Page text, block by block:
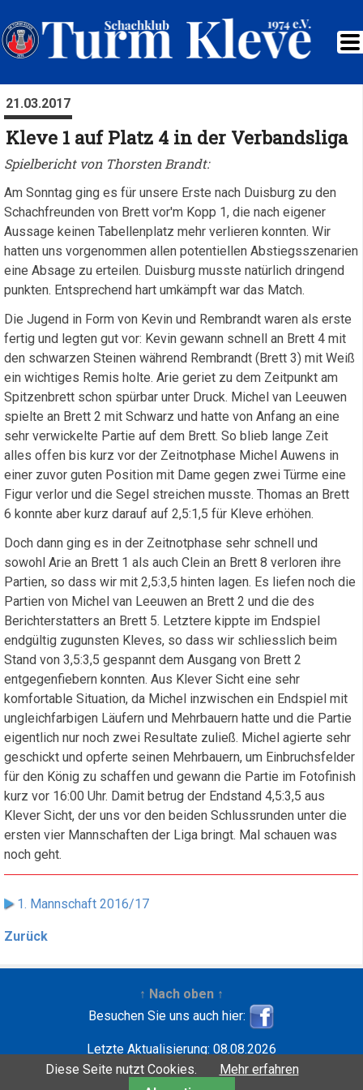
21.03.2017
Kleve 1 auf Platz 4 in der Verbandsliga
Spielbericht von Thorsten Brandt:
Am Sonntag ging es für unsere Erste nach Duisburg zu den
Schachfreunden von Brett vor'm Kopp 1, die nach eigener
Aussage keinen Tabellenplatz mehr verlieren konnten. Wir
hatten uns vorgenommen allen potentiellen Abstiegsszenarien
eine Absage zu erteilen. Duisburg musste natürlich dringend
punkten. Entsprechend hart umkämpft war das Match.
Die Jugend in Form von Kevin und Rembrandt waren als erste
fertig und legten gut vor: Kevin gewann schnell an Brett 4 mit
den schwarzen Steinen während Rembrandt (Brett 3) mit Weiß
ein wichtiges Remis holte. Arie geriet zu dem Zeitpunkt am
Spitzenbrett schon spürbar unter Druck. Michel van Leeuwen
spielte an Brett 2 mit Schwarz und hatte von Anfang an eine
sehr verwickelte Partie auf dem Brett. So blieb lange Zeit
alles offen bis kurz vor der Zeitnotphase Michel Auwens in
einer zuvor guten Position mit Dame gegen zwei Türme eine
Figur verlor und die Segel streichen musste. Thomas an Brett
6 konnte aber kurz darauf auf 2,5:1,5 für Kleve erhöhen.
Doch dann ging es in der Zeitnotphase sehr schnell und
sowohl Arie an Brett 1 als auch Clein an Brett 8 verloren ihre
Partien, so dass wir mit 2,5:3,5 hinten lagen. Es liefen noch die
Partien von Michel van Leeuwen an Brett 2 und die des
Berichterstatters an Brett 5. Letztere kippte im Endspiel
endgültig zugunsten Kleves, so dass wir schliesslich beim
Stand von 3,5:3,5 gespannt dem Ausgang von Brett 2
entgegenfiebern konnten. Aus Klever Sicht eine sehr
komfortable Situation, da Michel inzwischen ein Endspiel mit
ungleichfarbigen Läufern und Mehrbauern hatte und die Partie
eigentlich nur noch zwei Resultate zuließ. Michel agierte sehr
geschickt und opferte seinen Mehrbauern, um Einbruchsfelder
für den König zu schaffen und gewann die Partie im Fotofinish
kurz vor 16:00 Uhr. Damit betrug der Endstand 4,5:3,5 aus
Klever Sicht, der uns vor den beiden Schlussrunden unter die
ersten vier Mannschaften der Liga bringt. Mal schauen was
noch geht.
1. Mannschaft 2016/17
Zurück
↑ Nach oben ↑
Besuchen Sie uns auch hier:
Letzte Aktualisierung: 08.08.2026
Entwickelt mit
| Copyright ©2001-2026
Diese Seite nutzt Cookies.
Mehr erfahren